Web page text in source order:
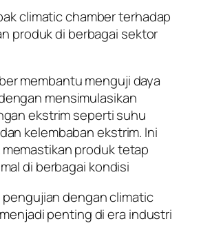
climatic chamber terhadap
produk di berbagai sektor
membantu menguji daya
mensimulasikan
ekstrim seperti suhu
kelembaban ekstrim. Ini
produk tetap
di berbagai kondisi
dengan climatic
penting di era industri